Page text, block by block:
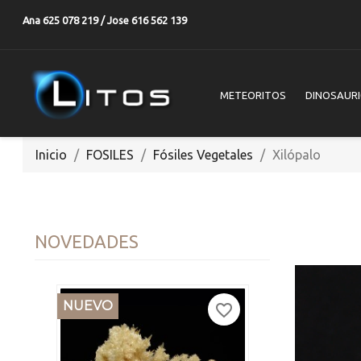
Ana 625 078 219 / Jose 616 562 139
METEORITOS
Inicio FOSILES Fósiles Vegetales Xilópalo
NOVEDADES
NUEVO favorite_border